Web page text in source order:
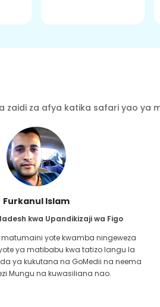
za afya katika safari yao ya
Furkanul Islam
kwa Upandikizaji wa Figo
yote kwamba ningeweza
ya matibabu kwa tatizo langu la
ya kukutana na GoMedii na neema
Mungu na kuwasiliana nao.